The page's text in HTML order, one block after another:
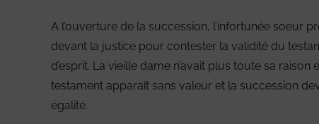
A l’ouverture de la succession, l’infortunée soeur
devant la justice pour contester la validité du
d’esprit. La vieille dame n’avait plus toute sa
testament apparaît sans valeur et la succession
égalité.